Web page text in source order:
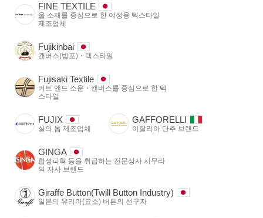
FINE TEXTILE
울 소재를 중심으로 한 여성용 텍스타일
제조업체
Fujikinbai
캔버스(범포)・텍스타일
Fujisaki Textile
커트 앤드 소운・캔버스를 중심으로 한 텍
스타일
FUJIX
실의 톱 제조업체
GAFFORELLI
이탈리아 단추 브랜드
GINGA
합성피혁 등을 취급하는 전문상사 시무라
의 자사 브랜드
Giraffe Button(Twill Button Industry)
일본의 유리아(요소) 버튼의 선구자